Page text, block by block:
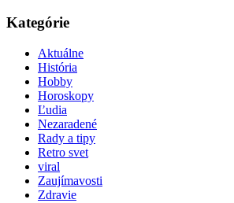
Kategórie
Aktuálne
História
Hobby
Horoskopy
Ľudia
Nezaradené
Rady a tipy
Retro svet
viral
Zaujímavosti
Zdravie